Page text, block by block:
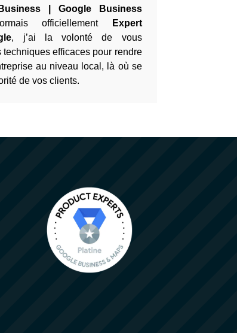
| Google Business
officiellement
Expert
, j’ai la volonté de vous
techniques efficaces pour rendre
au niveau local, là où se
de vos clients.